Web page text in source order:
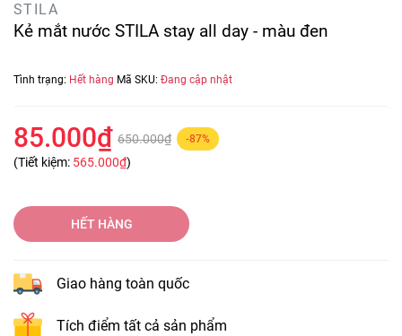
STILA
Kẻ mắt nước STILA stay all day - màu đen
Tình trạng: Hết hàng Mã SKU: Đang cập nhật
85.000₫ 650.000₫ -87%
(Tiết kiệm: 565.000₫)
HẾT HÀNG
Giao hàng toàn quốc
Tích điểm tất cả sản phẩm